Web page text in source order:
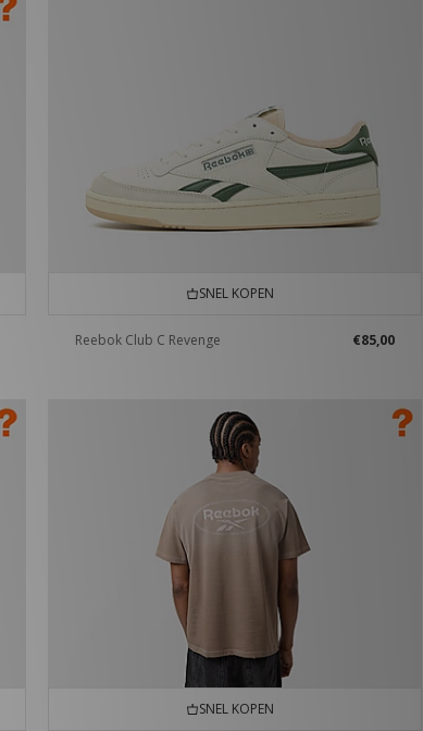
SNEL KOPEN
Reebok Club C Revenge €85,00
SNEL KOPEN